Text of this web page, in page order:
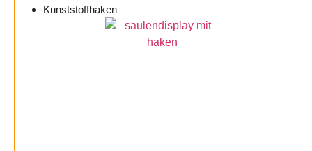
Kunststoffhaken